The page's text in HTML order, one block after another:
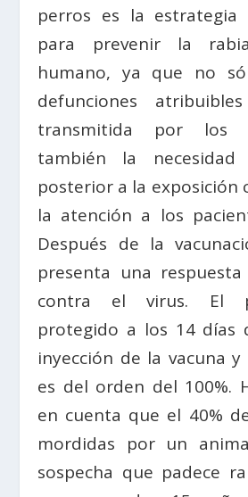
perros es la estrategia
para prevenir la
humano, ya que no
defunciones
transmitida por los
también la necesidad
posterior a la exposición
la atención a los
Después de la
presenta una
contra el virus. El
protegido a los 14 días
inyección de la vacuna
es del orden del 100%.
en cuenta que el 40%
mordidas por un
sospecha que padece